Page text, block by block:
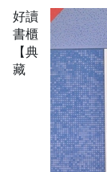
好讀
書櫃
【典
藏